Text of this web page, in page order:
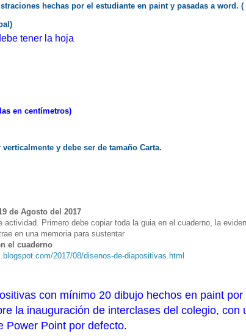
hechas por el estudiante en paint y pasadas a word. (
tener la hoja
en centímetros)
y debe ser de tamaño Carta.
de Agosto del 2017
actividad. Primero debe copiar toda la guia en el cuaderno, la
en una memoria para sustentar
el cuaderno
2017/08/disenos-de-diapositivas.html
con mínimo 20 dibujo hechos en paint por
la inauguración de interclases del colegio, con
Power Point por defecto.